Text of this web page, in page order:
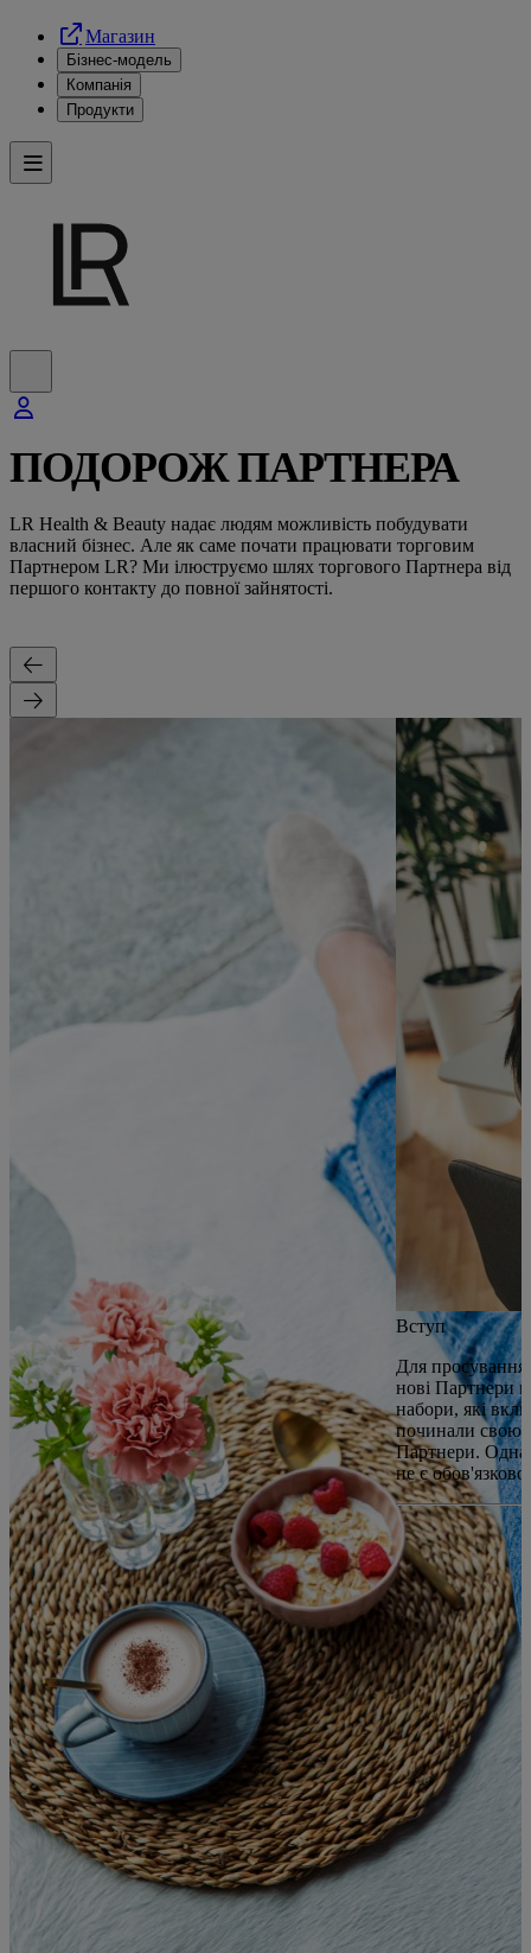
Магазин
Бізнес-модель
Компанія
Продукти
ПОДОРОЖ ПАРТНЕРА
LR Health & Beauty надає людям можливість побудувати
власний бізнес. Але як саме почати працювати торговим
Партнером LR? Ми ілюструємо шлях торгового Партнера від
першого контакту до повної зайнятості.
Вступ
Для
нові Партнери
набори, які
починали свою
Партнери.
не є